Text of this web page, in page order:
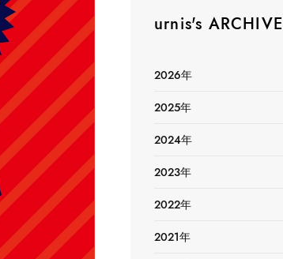
urnis's ARCHIVE
2026年
2025年
2024年
2023年
2022年
2021年